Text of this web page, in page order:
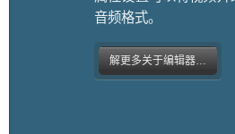
音频格式。
解更多关于编辑器…